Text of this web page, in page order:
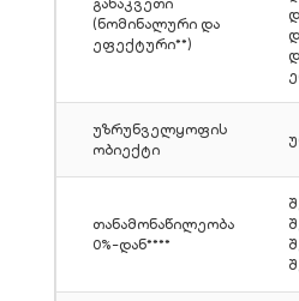
განაკვეთი
(ნომინალური და
ეფექტური**)
უზრუნველყოფის
ობიექტი
თანამონაწილეობა
0%-დან****